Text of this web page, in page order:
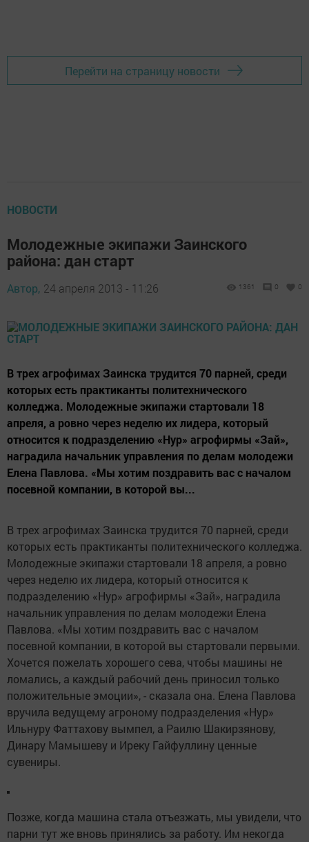
Перейти на страницу новости
НОВОСТИ
Молодежные экипажи Заинского
района: дан старт
Автор, 24 апреля 2013 - 11:26 1361 0 0
В трех агрофимах Заинска трудится 70 парней, среди
которых есть практиканты политехнического
колледжа. Молодежные экипажи стартовали 18
апреля, а ровно через неделю их лидера, который
относится к подразделению «Нур» агрофирмы «Зай»,
наградила начальник управления по делам молодежи
Елена Павлова. «Мы хотим поздравить вас с началом
посевной компании, в которой вы...
В трех агрофимах Заинска трудится 70 парней, среди
которых есть практиканты политехнического колледжа.
Молодежные экипажи стартовали 18 апреля, а ровно
через неделю их лидера, который относится к
подразделению «Нур» агрофирмы «Зай», наградила
начальник управления по делам молодежи Елена
Павлова. «Мы хотим поздравить вас с началом
посевной компании, в которой вы стартовали первыми.
Хочется пожелать хорошего сева, чтобы машины не
ломались, а каждый рабочий день приносил только
положительные эмоции», - сказала она. Елена Павлова
вручила ведущему агроному подразделения «Нур»
Ильнуру Фаттахову вымпел, а Раилю Шакирзянову,
Динару Мамышеву и Иреку Гайфуллину ценные
сувениры.
Позже, когда машина стала отъезжать, мы увидели, что
парни тут же вновь принялись за работу. Им некогда